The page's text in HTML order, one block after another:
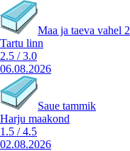
Maa ja taeva vahel 2
Tartu linn
2.5 /3.0
06.08.2026
Saue tammik
Harju maakond
1.5 /4.5
02.08.2026